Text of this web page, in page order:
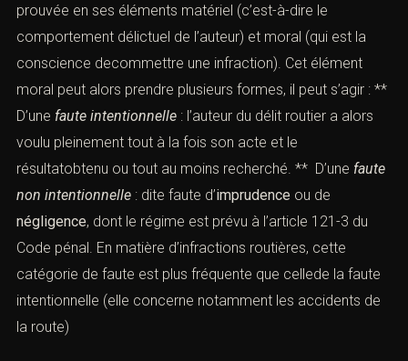
prouvée en ses éléments matériel (c’est-à-dire le
comportement délictuel de l’auteur) et moral (qui est la
conscience decommettre une infraction). Cet élément
moral peut alors prendre plusieurs formes, il peut s’agir : **
D’une faute intentionnelle : l’auteur du délit routier a alors
voulu pleinement tout à la fois son acte et le
résultatobtenu ou tout au moins recherché. ** D’une faute
non intentionnelle : dite faute d’imprudence ou de
négligence, dont le régime est prévu à l’article 121-3 du
Code pénal. En matière d’infractions routières, cette
catégorie de faute est plus fréquente que cellede la faute
intentionnelle (elle concerne notamment les accidents de
la route)